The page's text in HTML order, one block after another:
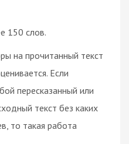
150 слов.
на прочитанный текст
Если
пересказанный или
текст без каких
то такая работа